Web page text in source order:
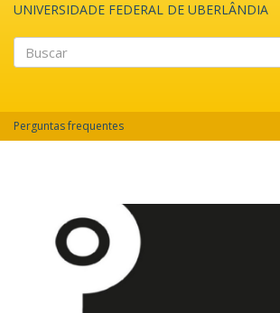
UNIVERSIDADE FEDERAL DE UBERLÂNDIA
Perguntas frequentes